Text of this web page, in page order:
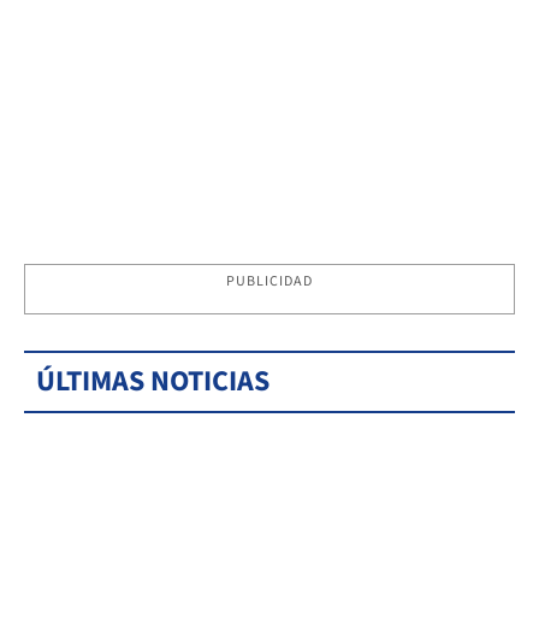
PUBLICIDAD
ÚLTIMAS NOTICIAS